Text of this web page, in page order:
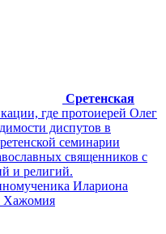
Сретенская
где протоиерей Олег
диспутов в
семинарии
священников с
и религий.
Илариона
Хажомия